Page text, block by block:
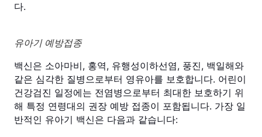
다.
유아기 예방접종
백신은 소아마비, 홍역, 유행성이하선염, 풍진, 백일해와
같은 심각한 질병으로부터 영유아를 보호합니다. 어린이
건강검진 일정에는 전염병으로부터 최대한 보호하기 위
해 특정 연령대의 권장 예방 접종이 포함됩니다. 가장 일
반적인 유아기 백신은 다음과 같습니다: